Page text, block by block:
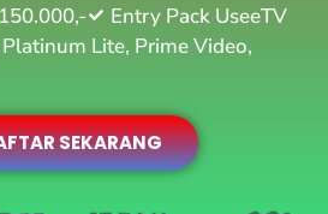
Entry Pack UseeTV
Lite, Prime Video,
SEKARANG